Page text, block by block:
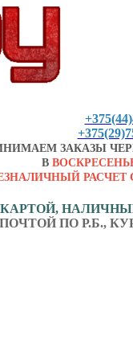
ЗАКАЗЫ
В
КАРТОЙ,
ПО Р.Б.,